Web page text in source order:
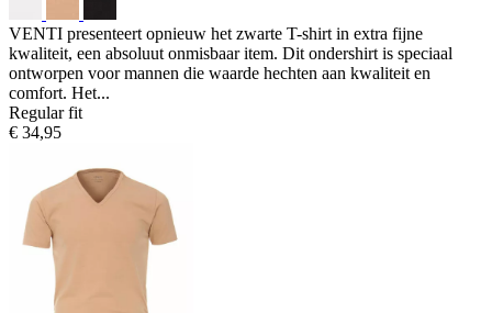
VENTI presenteert opnieuw het zwarte T-shirt in extra fijne
kwaliteit, een absoluut onmisbaar item. Dit ondershirt is speciaal
ontworpen voor mannen die waarde hechten aan kwaliteit en
comfort. Het...
Regular fit
€ 34,95